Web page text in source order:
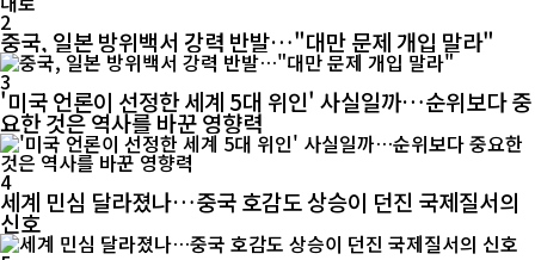
2
중국, 일본 방위백서 강력 반발…"대만 문제 개입 말라"
3
'미국 언론이 선정한 세계 5대 위인' 사실일까…순위보다 중
요한 것은 역사를 바꾼 영향력
4
세계 민심 달라졌나…중국 호감도 상승이 던진 국제질서의
신호